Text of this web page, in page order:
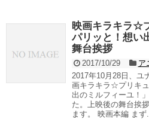
映画キラキラ☆
パリッと！想い
舞台挨拶
2017/10/29
ア
2017年10月28日、ユ
画キラキラ☆プリキ
出のミルフィーユ！
た。上映後の舞台挨
ます。 映画本編 まず...